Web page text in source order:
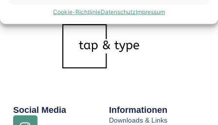
Cookie-RichtlinieDatenschutzImpressum
Social Media Informationen
Downloads & Links